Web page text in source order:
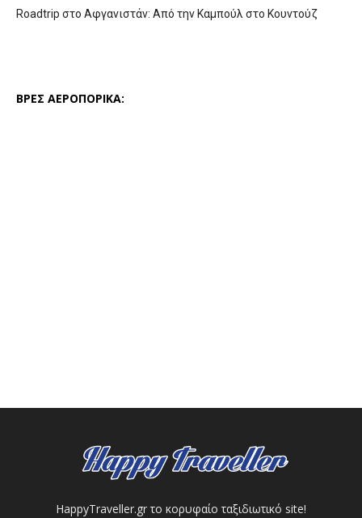
Roadtrip στο Αφγανιστάν: Από την Καμπούλ στο Κουντούζ
ΒΡΕΣ ΑΕΡΟΠΟΡΙΚΑ:
HappyTraveller.gr το κορυφαίο ταξιδιωτικό site!